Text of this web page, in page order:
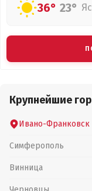
36° 23°
Крупнейшие
Ивано-Франковск
Симферополь
Винница